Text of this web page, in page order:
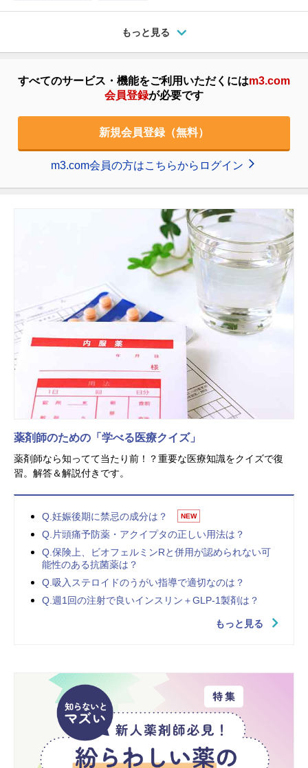
もっと見る
すべてのサービス・機能をご利用いただくにはm3.com
会員登録が必要です
新規会員登録（無料）
m3.com会員の方はこちらからログイン
薬剤師のための「学べる医療クイズ」
薬剤師なら知ってて当たり前！？重要な医療知識をクイズで復
習。解答＆解説付きです。
Q.妊娠後期に禁忌の成分は？ NEW
Q.片頭痛予防薬・アクイプタの正しい用法は？
Q.保険上、ビオフェルミンRと併用が認められない可
能性のある抗菌薬は？
Q.吸入ステロイドのうがい指導で適切なのは？
Q.週1回の注射で良いインスリン＋GLP-1製剤は？
もっと見る